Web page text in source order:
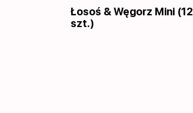
Łosoś & Węgorz Mini (12
szt.)